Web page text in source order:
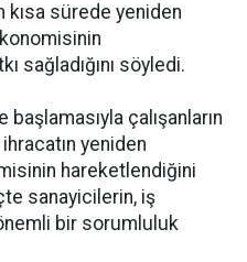
kısa sürede yeniden
sağladığını söyledi.
çalışanların
yeniden
hareketlendiğini
sanayicilerin, iş
önemli bir sorumluluk